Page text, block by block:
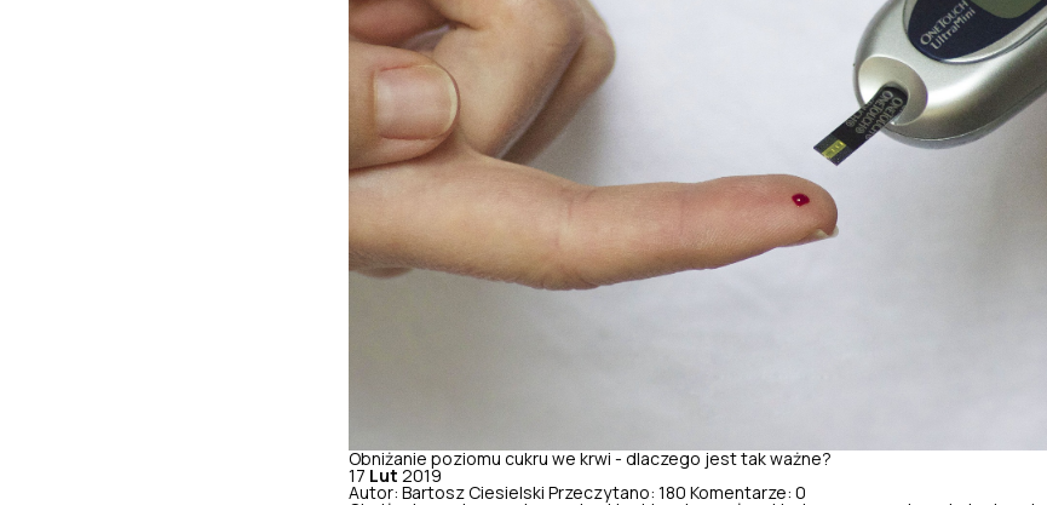
Obniżanie poziomu cukru we krwi - dlaczego jest tak ważne?
17 Lut 2019
Autor: Bartosz Ciesielski Przeczytano: 180 Komentarze: 0